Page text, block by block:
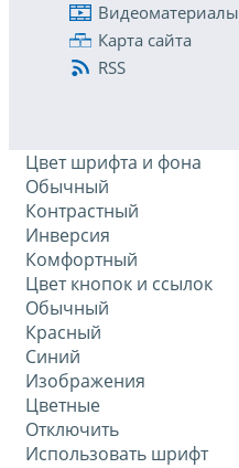
Видеоматериалы
Карта сайта
RSS
Цвет шрифта и фона
Обычный
Контрастный
Инверсия
Комфортный
Цвет кнопок и ссылок
Обычный
Красный
Синий
Изображения
Цветные
Отключить
Использовать шрифт